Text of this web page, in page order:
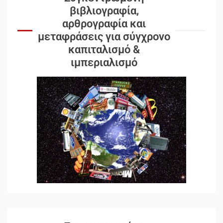
βιβλιογραφία,
αρθρογραφία και
μεταφράσεις για σύγχρονο
καπιταλισμό &
ιμπεριαλισμό
Δωρεάν βιβλίο από το
Documento: Η μεγάλη ληστεία
και ο έλεγχος των λαών
Η ένδεια της σοσιαλιστικής
σκέψης: Η Νεοαποικιοκρατία
και η Απουσία Ιστορικής
Εμπειρίας στην Οικοδόμηση
του Σοσιαλισμού στον
Παγκόσμιο Νότο